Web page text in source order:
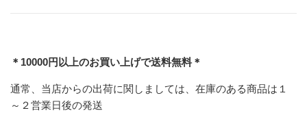
＊10000円以上のお買い上げで送料無料＊
通常、当店からの出荷に関しましては、在庫のある商品は１
～２営業日後の発送